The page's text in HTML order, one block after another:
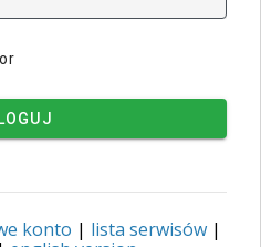
konto | lista serwisów |